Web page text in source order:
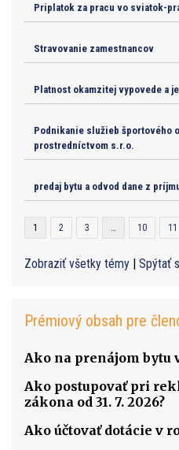
Priplatok za pracu vo sviatok-
Stravovanie zamestnancov
Platnost okamzitej vypovede a
Podnikanie služieb športového
prostredníctvom s.r.o.
predaj bytu a odvod dane z
1 2 3 10 11
Zobraziť všetky témy | Spýtať
Prémiový obsah pre
Ako na prenájom bytu
Ako postupovať pri
zákona od 31. 7. 2026?
Ako účtovať dotácie v